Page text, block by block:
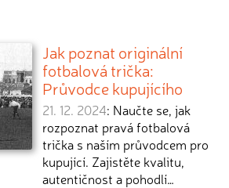
Jak poznat originální
fotbalová trička:
Průvodce kupujícího
21. 12. 2024: Naučte se, jak
rozpoznat pravá fotbalová
trička s naším průvodcem pro
kupující. Zajistěte kvalitu,
autentičnost a pohodlí…